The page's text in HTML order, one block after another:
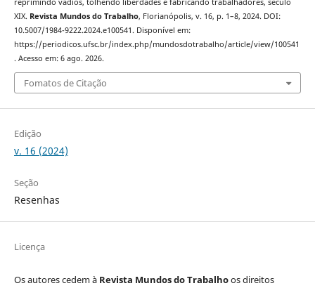
reprimindo vadios, tolhendo liberdades e fabricando trabalhadores, século
XIX. Revista Mundos do Trabalho, Florianópolis, v. 16, p. 1–8, 2024. DOI:
10.5007/1984-9222.2024.e100541. Disponível em:
https://periodicos.ufsc.br/index.php/mundosdotrabalho/article/view/100541
. Acesso em: 6 ago. 2026.
Fomatos de Citação
Edição
v. 16 (2024)
Seção
Resenhas
Licença
Os autores cedem à Revista Mundos do Trabalhoos direitos